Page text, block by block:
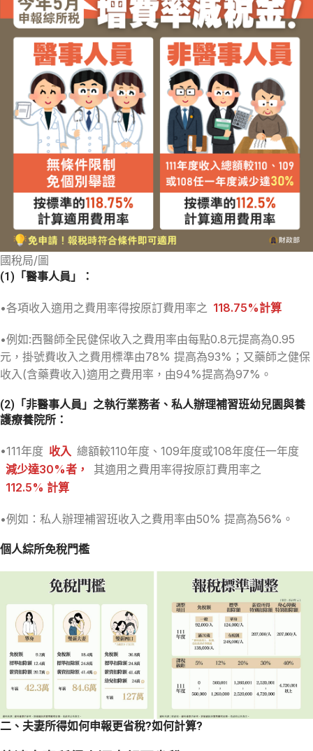
國稅局/圖
(1) 「醫事人員」：
•各項收入適用之費用率得按原訂費用率之 118.75%計算
•例如:西醫師全民健保收入之費用率由每點0.8元提高為0.95
元，掛號費收入之費用標準由78% 提高為93%；又藥師之健保
收入(含藥費收入)適用之費用率，由94%提高為97%。
(2) 「非醫事人員」之執行業務者、私人辦理補習班幼兒園與養
護療養院所：
•111年度 收入 總額較110年度、109年度或108年度任一年度
減少達30%者，
其適用之費用率得按原訂費用率之
112.5% 計算
•例如：私人辦理補習班收入之費用率由50% 提高為56%。
個人綜所免稅門檻
二、夫妻所得如何申報更省稅?如何計算?